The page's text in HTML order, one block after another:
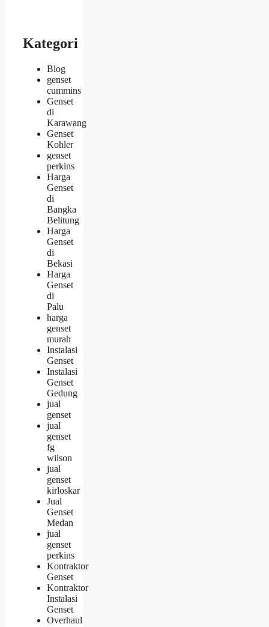
Kategori
Blog
genset
cummins
Genset
di
Karawang
Genset
Kohler
genset
perkins
Harga
Genset
di
Bangka
Belitung
Harga
Genset
di
Bekasi
Harga
Genset
di
Palu
harga
genset
murah
Instalasi
Genset
Instalasi
Genset
Gedung
jual
genset
jual
genset
fg
wilson
jual
genset
kirloskar
Jual
Genset
Medan
jual
genset
perkins
Kontraktor
Genset
Kontraktor
Instalasi
Genset
Overhaul